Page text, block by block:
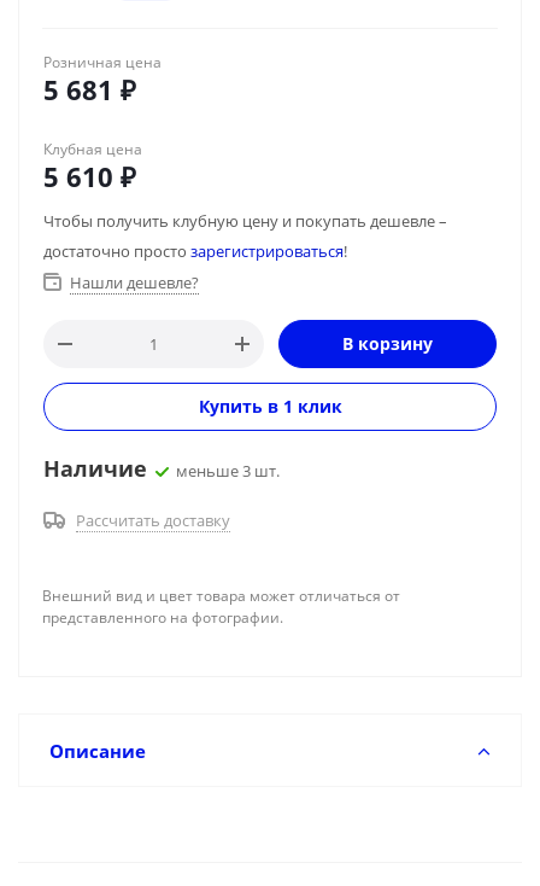
Розничная цена
5 681 ₽
Клубная цена
5 610 ₽
Чтобы получить клубную цену и покупать дешевле –
достаточно просто зарегистрироваться!
Нашли дешевле?
В корзину
Купить в 1 клик
Наличие меньше 3 шт.
Рассчитать доставку
Внешний вид и цвет товара может отличаться от
представленного на фотографии.
Описание